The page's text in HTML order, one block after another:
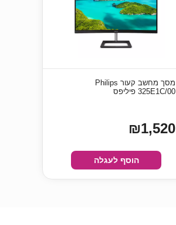
מסך מחשב קעור Philips
325E1C/00 פיליפס
₪1,520
הוסף לעגלה